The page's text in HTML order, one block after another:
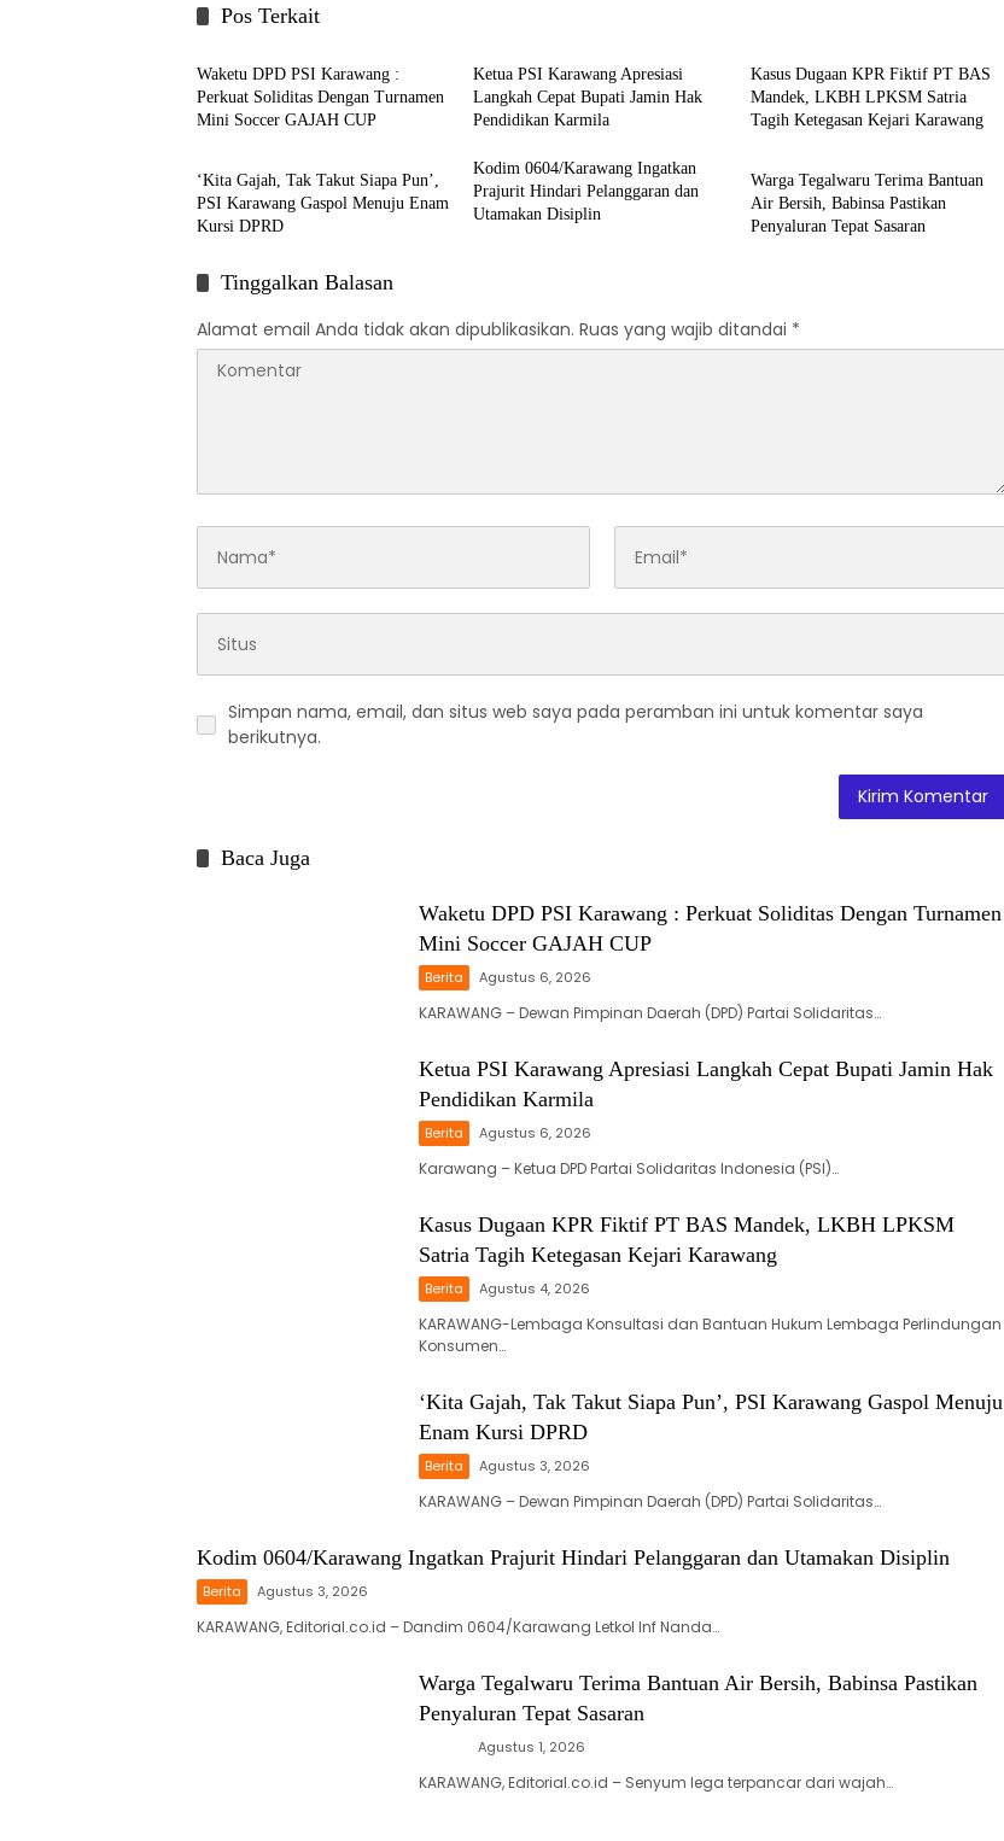
Pos Terkait
Berita
Waketu DPD PSI Karawang :
Perkuat Soliditas Dengan Turnamen
Mini Soccer GAJAH CUP
Ketua PSI Karawang Apresiasi
Langkah Cepat Bupati Jamin Hak
Pendidikan Karmila
Kasus Dugaan KPR Fiktif PT BAS
Mandek, LKBH LPKSM Satria
Tagih Ketegasan Kejari Karawang
Berita
‘Kita Gajah, Tak Takut Siapa Pun’,
PSI Karawang Gaspol Menuju Enam
Kursi DPRD
Kodim 0604/Karawang Ingatkan
Prajurit Hindari Pelanggaran dan
Utamakan Disiplin
News
Warga Tegalwaru Terima Bantuan
Air Bersih, Babinsa Pastikan
Penyaluran Tepat Sasaran
Tinggalkan Balasan
Alamat email Anda tidak akan dipublikasikan. Ruas yang wajib ditandai *
Simpan nama, email, dan situs web saya pada peramban ini untuk komentar saya
berikutnya.
Baca Juga
Waketu DPD PSI Karawang : Perkuat Soliditas Dengan Turnamen
Mini Soccer GAJAH CUP
Berita Agustus 6, 2026
KARAWANG – Dewan Pimpinan Daerah (DPD) Partai Solidaritas…
Ketua PSI Karawang Apresiasi Langkah Cepat Bupati Jamin Hak
Pendidikan Karmila
Berita Agustus 6, 2026
Karawang – Ketua DPD Partai Solidaritas Indonesia (PSI)…
Kasus Dugaan KPR Fiktif PT BAS Mandek, LKBH LPKSM
Satria Tagih Ketegasan Kejari Karawang
Berita Agustus 4, 2026
KARAWANG-Lembaga Konsultasi dan Bantuan Hukum Lembaga Perlindungan
Konsumen…
‘Kita Gajah, Tak Takut Siapa Pun’, PSI Karawang Gaspol Menuju
Enam Kursi DPRD
Berita Agustus 3, 2026
KARAWANG – Dewan Pimpinan Daerah (DPD) Partai Solidaritas…
Kodim 0604/Karawang Ingatkan Prajurit Hindari Pelanggaran dan Utamakan Disiplin
Berita Agustus 3, 2026
KARAWANG, Editorial.co.id – Dandim 0604/Karawang Letkol Inf Nanda…
Warga Tegalwaru Terima Bantuan Air Bersih, Babinsa Pastikan
Penyaluran Tepat Sasaran
Agustus 1, 2026
KARAWANG, Editorial.co.id – Senyum lega terpancar dari wajah…